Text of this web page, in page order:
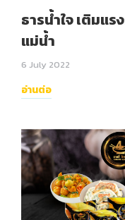
ธารน้ำใจ เติมแ
แม่น้ำ
6 July 2022
อ่านต่อ